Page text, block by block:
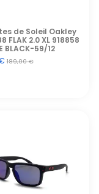
de Soleil Oakley
FLAK 2.0 XL 918858
BLACK-59/12
€189,00 €